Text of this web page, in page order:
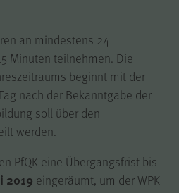
an mindestens 24
Minuten teilnehmen. Die
beginnt mit der
nach der Bekanntgabe der
soll über den
werden.
PfQK eine Übergangsfrist bis
2019 eingeräumt, um der WPK
Falls Sie auf der Seite
„Datenschutz“ unter „Matomo
(Besuchsstatistiken)“ der
anonymisierten Datenerhebung
ohne Cookies widersprechen,
werden, um Sie als
wiederkehrenden Besucher